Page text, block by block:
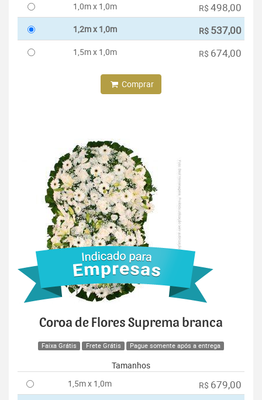
1,0m x 1,0m
R$ 498,00
1,2m x 1,0m R$ 537,00
1,5m x 1,0m R$ 674,00
Comprar
Coroa de Flores Suprema branca
Faixa Grátis Frete Grátis Pague somente após a entrega
Tamanhos
1,5m x 1,0m
R$ 679,00